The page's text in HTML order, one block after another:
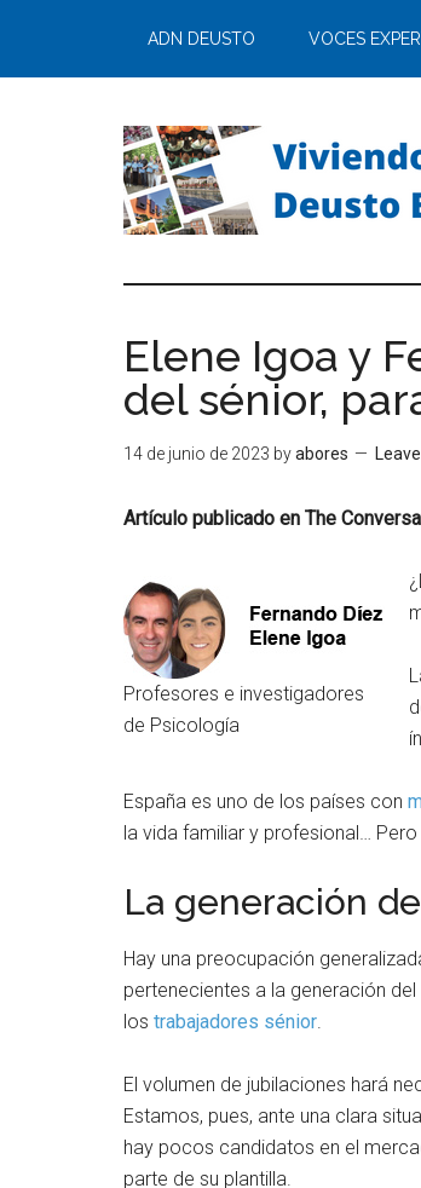
ADN DEUSTO VOCES
Elene Igoa y
del sénior,
14 de junio de 2023 byabores
Artículo publicado en The
Profesores e investigadores
de Psicología
España es uno de los países con
la vida familiar y profesional…
La generación
Hay una preocupación
pertenecientes a la generación del
los trabajadores sénior.
El volumen de jubilaciones hará
Estamos, pues, ante una clara
hay pocos candidatos en el
parte de su plantilla.